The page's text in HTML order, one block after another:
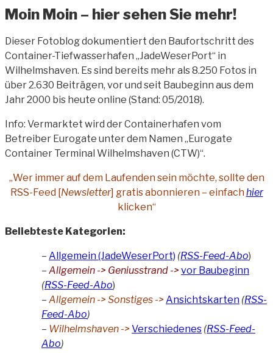
Moin Moin – hier sehen Sie mehr!
Dieser Fotoblog dokumentiert den Baufortschritt des
Container-Tiefwasserhafen „JadeWeserPort“ in
Wilhelmshaven. Es sind bereits mehr als 8.250 Fotos in
über 2.630 Beiträgen, vor und seit Baubeginn aus dem
Jahr 2000 bis heute online (Stand: 05/2018).
Info: Vermarktet wird der Containerhafen vom
Betreiber Eurogate unter dem Namen „Eurogate
Container Terminal Wilhelmshaven (CTW)“.
„Wer immer auf dem Laufenden sein möchte, sollte den
RSS-Feed [Newsletter] gratis abonnieren – einfachhier
klicken“
Beliebteste Kategorien:
– Allgemein (JadeWeserPort) (RSS-Feed-Abo)
– Allgemein -> Geniusstrand -> vor Baubeginn
(RSS-Feed-Abo)
– Allgemein -> Sonstiges -> Ansichtskarten (RSS-
Feed-Abo)
– Wilhelmshaven -> Verschiedenes (RSS-Feed-
Abo)